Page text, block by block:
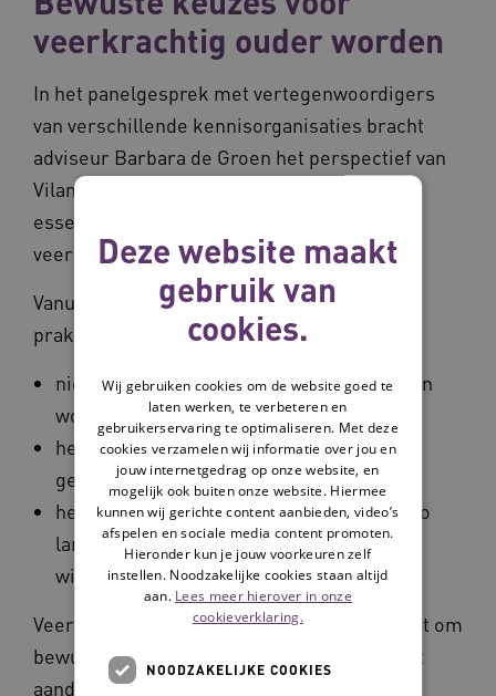
veerkrachtig ouder worden
In het panelgesprek met vertegenwoordigers
van verschillende kennisorganisaties bracht
adviseur Barbara de Groen het perspectief van
Vilans in. Zij benadrukte dat wonen en zorg
essentiële randvoorwaarden zijn voor
veerkrachtig ouder worden.
Vanuit Vilans deelde zij kennis en
praktijkervaring over:
nieuwe woonvormen voor ouderen, waarin
wonen, zorg en welzijn samenkomen;
het belang van zorgzame
gemeenschappen;
het zo organiseren van zorg dat mensen zo
lang mogelijk kunnen wonen zoals zij dat
willen.
Veerkracht ontstaat niet vanzelf, maar vraagt om
bewuste keuzes in beleid én uitvoering, met
aandacht voor passende woningen, sterke
Deze website maakt
gebruik van
cookies.
Wij gebruiken cookies om de website goed te
laten werken, te verbeteren en
gebruikerservaring te optimaliseren. Met deze
cookies verzamelen wij informatie over jou en
jouw internetgedrag op onze website, en
mogelijk ook buiten onze website. Hiermee
kunnen wij gerichte content aanbieden, video’s
afspelen en sociale media content promoten.
Hieronder kun je jouw voorkeuren zelf
instellen. Noodzakelijke cookies staan altijd
aan. Lees meer hierover in onze
cookieverklaring.
NOODZAKELIJKE COOKIES